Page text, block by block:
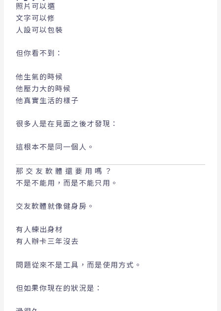
照片可以選
文字可以修
人設可以包裝
但你看不到：
他生氣的時候
他壓力大的時候
他真實生活的樣子
很多人是在見面之後才發現：
這根本不是同一個人。
那交友軟體還要用嗎？
不是不能用，而是不能只用。
交友軟體就像健身房。
有人練出身材
有人辦卡三年沒去
問題從來不是工具，而是使用方式。
但如果你現在的狀況是：